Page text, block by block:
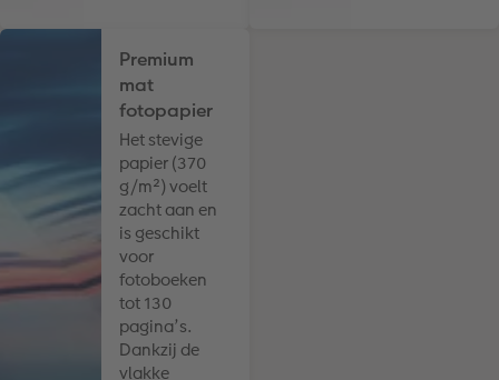
Premium
mat
fotopapier
Het stevige
papier (370
g/m²) voelt
zacht aan en
is geschikt
voor
fotoboeken
tot 130
pagina’s.
Dankzij de
vlakke